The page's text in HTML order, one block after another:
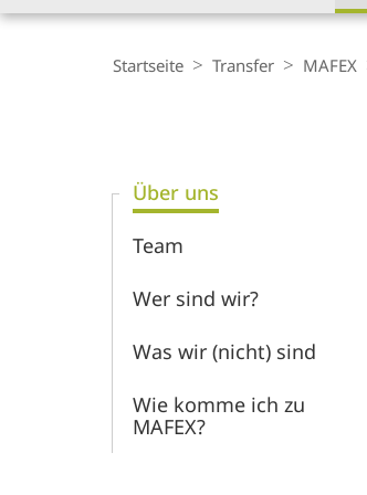
Zentrum
für
Innovation
Navigation
Startseite Transfer MAFEX
Über uns
Team
Wer sind wir?
Was wir (nicht) sind
Wie komme ich zu
MAFEX?